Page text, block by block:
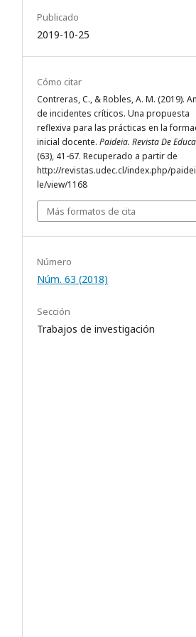
Publicado
2019-10-25
Cómo citar
Contreras, C., & Robles, A. M. (2019).
de incidentes críticos. Una propuesta
reflexiva para las prácticas en la
inicial docente. Paideia. Revista De
(63), 41-67. Recuperado a partir de
http://revistas.udec.cl/index.php/
le/view/1168
Más formatos de cita
Número
Núm. 63 (2018)
Sección
Trabajos de investigación